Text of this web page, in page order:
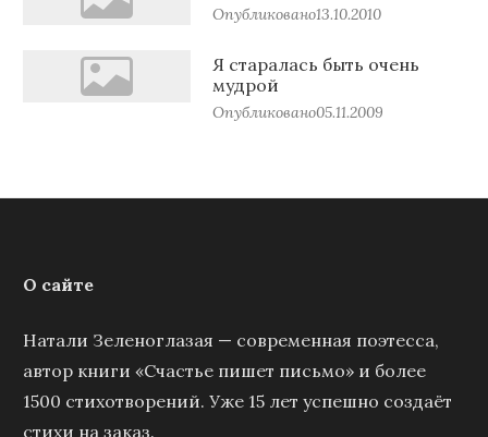
Опубликовано13.10.2010
Я старалась быть очень
мудрой
Опубликовано05.11.2009
О сайте
Натали Зеленоглазая — современная поэтесса,
автор книги «Счастье пишет письмо» и более
1500 стихотворений. Уже 15 лет успешно создаёт
стихи на заказ.